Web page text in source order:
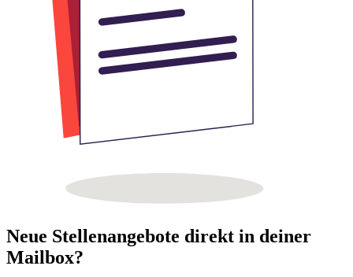
Neue Stellenangebote direkt in deiner
Mailbox?